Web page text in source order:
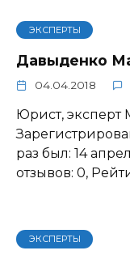
ЭКСПЕРТЫ
Давыденко
04.04.2018
Юрист, эксперт
раз был: 14
отзывов: 0,
ЭКСПЕРТЫ